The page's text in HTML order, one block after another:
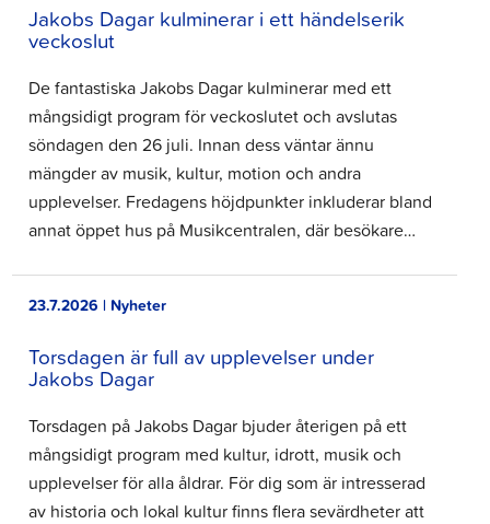
Jakobs Dagar kulminerar i ett händelserik
veckoslut
De fantastiska Jakobs Dagar kulminerar med ett
mångsidigt program för veckoslutet och avslutas
söndagen den 26 juli. Innan dess väntar ännu
mängder av musik, kultur, motion och andra
upplevelser. Fredagens höjdpunkter inkluderar bland
annat öppet hus på Musikcentralen, där besökare…
23.7.2026 | Nyheter
Torsdagen är full av upplevelser under
Jakobs Dagar
Torsdagen på Jakobs Dagar bjuder återigen på ett
mångsidigt program med kultur, idrott, musik och
upplevelser för alla åldrar. För dig som är intresserad
av historia och lokal kultur finns flera sevärdheter att